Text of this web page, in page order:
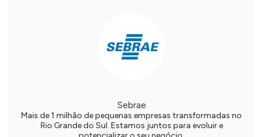
Sebrae
Mais de 1 milhão de pequenas empresas transformadas no
Rio Grande do Sul. Estamos juntos para evoluir e